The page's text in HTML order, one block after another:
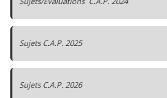
Sujets C.A.P. 2025
Sujets C.A.P. 2026